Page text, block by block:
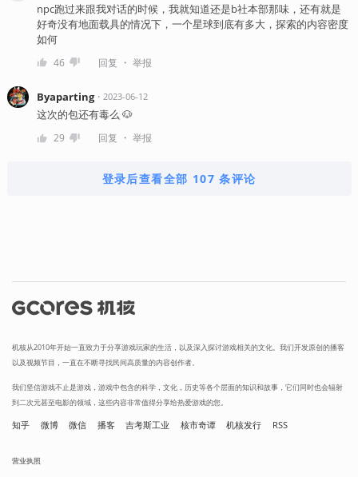
npc跑过来跟我对话的时候，我就知道还是b社本部那味，还有就是
好奇没有地面载具的情况下，一个星球到底有多大，探索的内容密度
如何
46 回复 ・ 举报
Byaparting・ 2023-06-12
这次的包还有毒么 🐶
29 回复 ・ 举报
登录后查看全部 107 条评论
机核从2010年开始一直致力于分享游戏玩家的生活，以及深入探讨游戏相关的文化。我们开发原创的播客
以及视频节目，一直在不断寻找民间高质量的内容创作者。
我们坚信游戏不止是游戏，游戏中包含的科学，文化，历史等各个层面的知识和故事，它们同时也会辐射
到二次元甚至电影的领域，这些内容非常值得分享给热爱游戏的您。
知乎 微博 微信 播客 吉考斯工业 核市奇谭 机核发行 RSS
营业执照